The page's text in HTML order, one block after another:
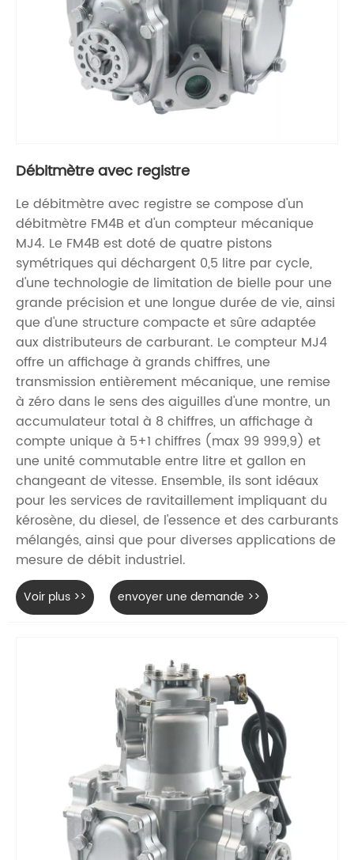
Débitmètre avec registre
Le débitmètre avec registre se compose d'un
débitmètre FM4B et d'un compteur mécanique
MJ4. Le FM4B est doté de quatre pistons
symétriques qui déchargent 0,5 litre par cycle,
d'une technologie de limitation de bielle pour une
grande précision et une longue durée de vie, ainsi
que d'une structure compacte et sûre adaptée
aux distributeurs de carburant. Le compteur MJ4
offre un affichage à grands chiffres, une
transmission entièrement mécanique, une remise
à zéro dans le sens des aiguilles d'une montre, un
accumulateur total à 8 chiffres, un affichage à
compte unique à 5+1 chiffres (max 99 999,9) et
une unité commutable entre litre et gallon en
changeant de vitesse. Ensemble, ils sont idéaux
pour les services de ravitaillement impliquant du
kérosène, du diesel, de l'essence et des carburants
mélangés, ainsi que pour diverses applications de
mesure de débit industriel.
Voir plus >> envoyer une demande >>